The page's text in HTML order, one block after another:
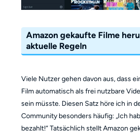
Amazon gekaufte Filme
aktuelle Regeln
Viele Nutzer gehen davon aus, dass
Film automatisch als frei nutzbare
sein müsste. Diesen Satz höre ich in
Community besonders häufig: „Ich
bezahlt!“ Tatsächlich stellt Amazon